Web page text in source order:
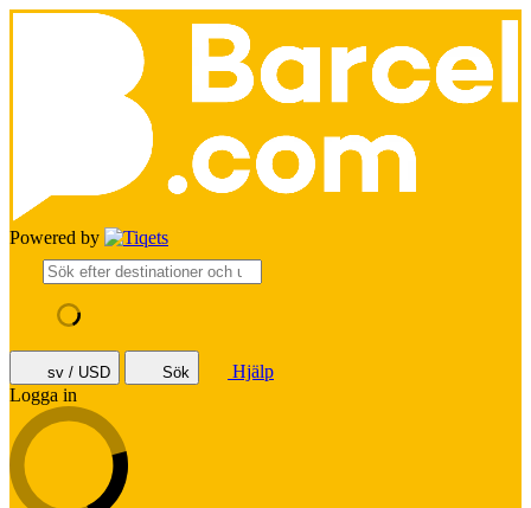
Powered by
sv / USD Sök
Hjälp
Logga in